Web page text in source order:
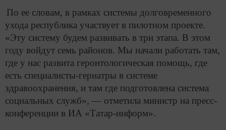
По ее словам, в рамках системы долговременного
ухода республика участвует в пилотном проекте.
«Эту систему будем развивать в три этапа. В этом
году войдут семь районов. Мы начали работать там,
где у нас развита геронтологическая помощь, где
есть специалисты-гериатры в системе
здравоохранения, и там где подготовлена система
социальных служб», — отметила министр на пресс-
конференции в ИА «Татар-информ».